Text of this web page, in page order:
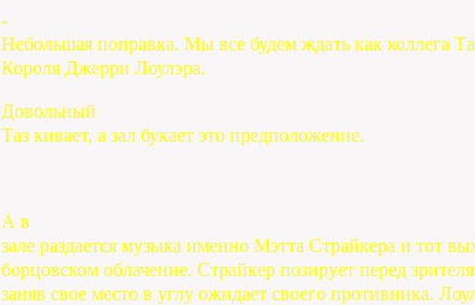
-
Небольшая поправка. Мы все будем ждать как коллега
Короля Джерри Лоулэра.
Довольный
Таз кивает, а зал букает это предположение.
А в
зале раздается музыка именно Мэтта Страйкера и тот
борцовском облачение. Страйкер позирует перед
заняв свое место в углу ожидает своего противника.